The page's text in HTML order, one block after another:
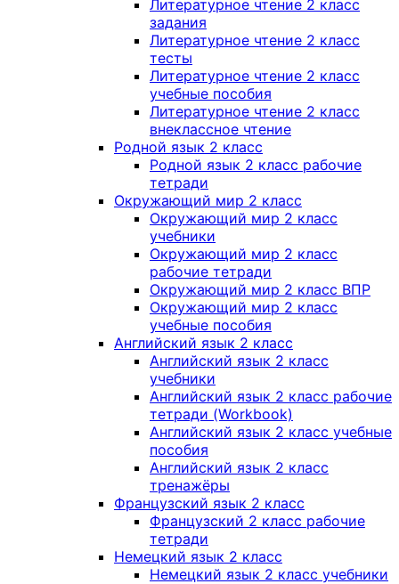
Литературное чтение 2 класс
задания
Литературное чтение 2 класс
тесты
Литературное чтение 2 класс
учебные пособия
Литературное чтение 2 класс
внеклассное чтение
Родной язык 2 класс
Родной язык 2 класс рабочие
тетради
Окружающий мир 2 класс
Окружающий мир 2 класс
учебники
Окружающий мир 2 класс
рабочие тетради
Окружающий мир 2 класс ВПР
Окружающий мир 2 класс
учебные пособия
Английский язык 2 класс
Английский язык 2 класс
учебники
Английский язык 2 класс рабочие
тетради (Workbook)
Английский язык 2 класс учебные
пособия
Английский язык 2 класс
тренажёры
Французский язык 2 класс
Французский 2 класс рабочие
тетради
Немецкий язык 2 класс
Немецкий язык 2 класс учебники